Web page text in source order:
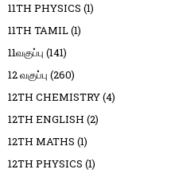
11TH PHYSICS (1)
11TH TAMIL(1)
11வகுப்பு (141)
12 வகுப்பு (260)
12TH CHEMISTRY(4)
12TH ENGLISH (2)
12TH MATHS (1)
12TH PHYSICS (1)